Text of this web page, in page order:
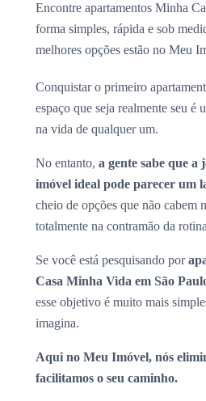
Encontre apartamentos Minha
forma simples, rápida e sob
melhores opções estão no Meu
Conquistar o primeiro
espaço que seja realmente seu é
na vida de qualquer um.
No entanto, a gente sabe que a
imóvel ideal pode parecer um
cheio de opções que não cabem
totalmente na contramão da
Se você está pesquisando por
Casa Minha Vida em São
esse objetivo é muito mais
imagina.
Aqui no Meu Imóvel, nós
facilitamos o seu caminho.